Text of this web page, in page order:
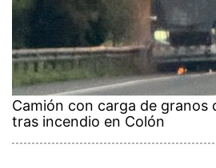
Camión con carga de granos
tras incendio en Colón